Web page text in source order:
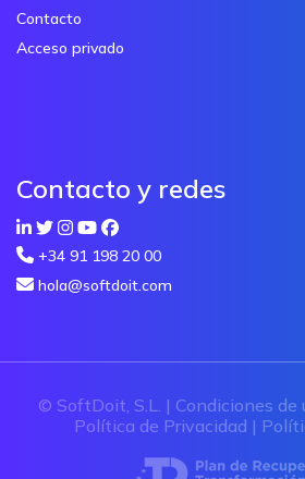
Contacto
Acceso privado
Contacto y redes
+34 91 198 20 00
hola@softdoit.com
© SoftDoit, S.L. | Condiciones de
Política de Privacidad |